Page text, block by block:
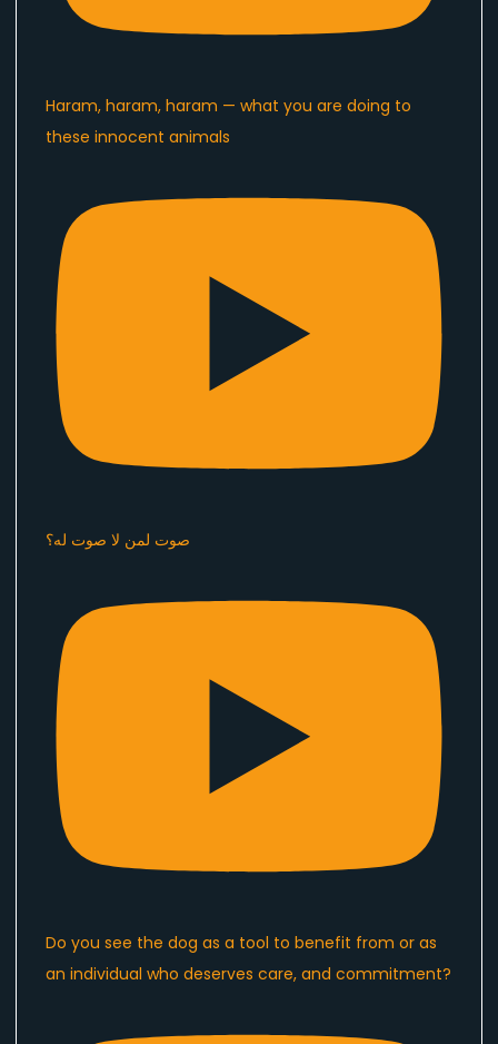
Haram, haram, haram — what you are doing to
these innocent animals
صوت لمن لا صوت له؟
Do you see the dog as a tool to benefit from or as
an individual who deserves care, and commitment?